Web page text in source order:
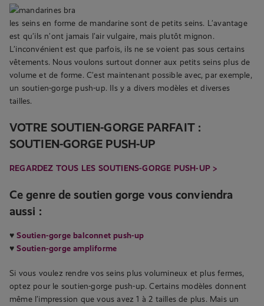
les seins en forme de mandarine sont de petits seins. L’avantage
est qu’ils n’ont jamais l’air vulgaire, mais plutôt mignon.
L’inconvénient est que parfois, ils ne se voient pas sous certains
vêtements. Nous voulons surtout donner aux petits seins plus de
volume et de forme. C’est maintenant possible avec, par exemple,
un soutien-gorge push-up. Ils y a divers modèles et diverses
tailles.
VOTRE SOUTIEN-GORGE PARFAIT :
SOUTIEN-GORGE PUSH-UP
REGARDEZ TOUS LES SOUTIENS-GORGE PUSH-UP >
Ce genre de soutien gorge vous conviendra
aussi :
♥Soutien-gorge balconnet push-up
♥Soutien-gorge ampliforme
Si vous voulez rendre vos seins plus volumineux et plus fermes,
optez pour le soutien-gorge push-up. Certains modèles donnent
même l’impression que vous avez 1 à 2 tailles de plus. Mais un